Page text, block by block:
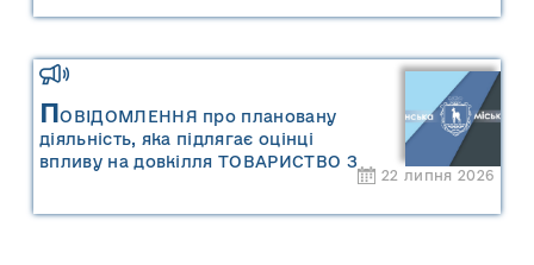
ПОВІДОМЛЕННЯ про плановану
діяльність, яка підлягає оцінці
впливу на довкілля ТОВАРИСТВО З
22 липня 2026